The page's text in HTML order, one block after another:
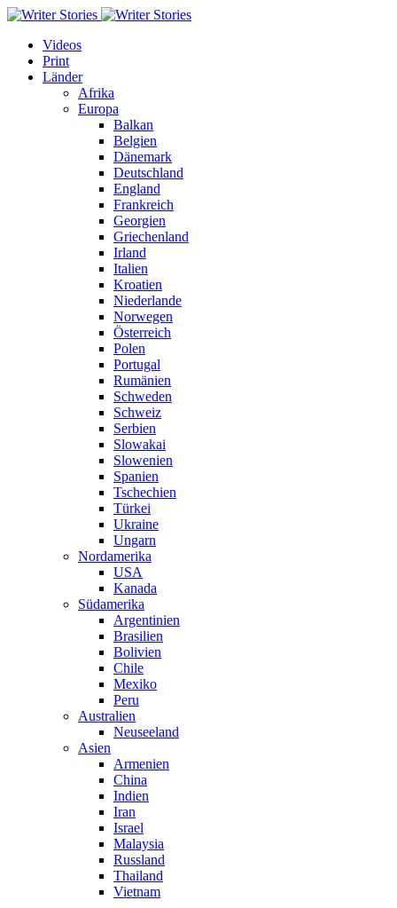
Videos
Print
Länder
Afrika
Europa
Balkan
Belgien
Dänemark
Deutschland
England
Frankreich
Georgien
Griechenland
Irland
Italien
Kroatien
Niederlande
Norwegen
Österreich
Polen
Portugal
Rumänien
Schweden
Schweiz
Serbien
Slowakai
Slowenien
Spanien
Tschechien
Türkei
Ukraine
Ungarn
Nordamerika
USA
Kanada
Südamerika
Argentinien
Brasilien
Bolivien
Chile
Mexiko
Peru
Australien
Neuseeland
Asien
Armenien
China
Indien
Iran
Israel
Malaysia
Russland
Thailand
Vietnam